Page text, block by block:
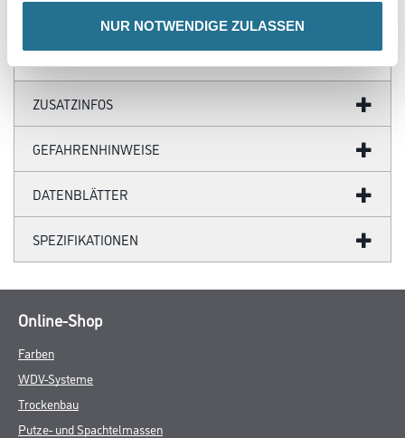
NUR NOTWENDIGE ZULASSEN
1 m²/m²
ZUSATZINFOS
GEFAHRENHINWEISE
DATENBLÄTTER
SPEZIFIKATIONEN
Online-Shop
Farben
WDV-Systeme
Trockenbau
Putze- und Spachtelmassen